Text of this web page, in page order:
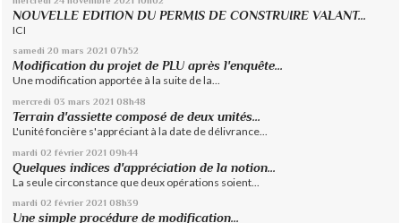
NOUVELLE EDITION DU PERMIS DE CONSTRUIRE VALANT...
ICI
samedi 20 mars 2021 07h52
Modification du projet de PLU après l'enquête...
Une modification apportée à la suite de la...
mercredi 03 mars 2021 08h48
Terrain d'assiette composé de deux unités...
L'unité foncière s'appréciant à la date de délivrance...
mardi 02 février 2021 09h44
Quelques indices d'appréciation de la notion...
La seule circonstance que deux opérations soient...
mardi 02 février 2021 08h39
Une simple procédure de modification...